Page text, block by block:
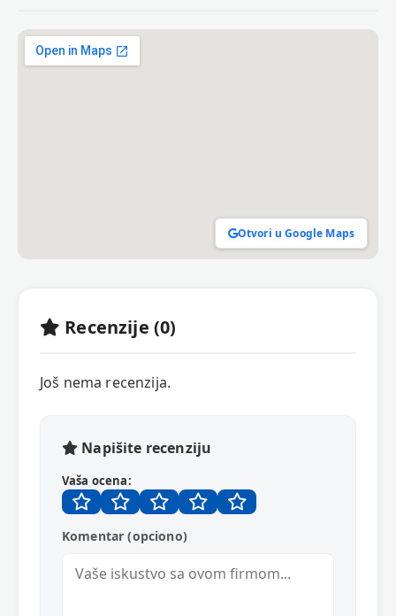
Otvori u Google Maps
Recenzije (0)
Još nema recenzija.
Napišite recenziju
Vaša ocena:
Komentar (opciono)